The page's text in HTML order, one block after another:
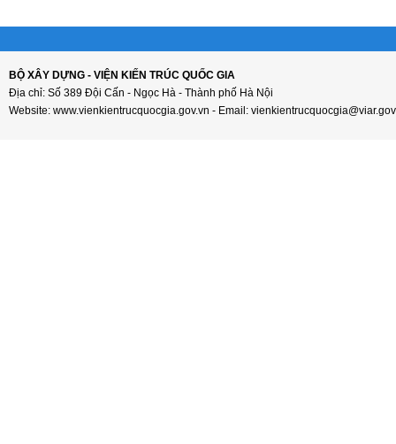
BỘ XÂY DỰNG - VIỆN KIẾN TRÚC QUỐC GIA
Địa chỉ: Số 389 Đội Cấn - Ngọc Hà - Thành phố Hà Nội
Website: www.vienkientrucquocgia.gov.vn - Email: